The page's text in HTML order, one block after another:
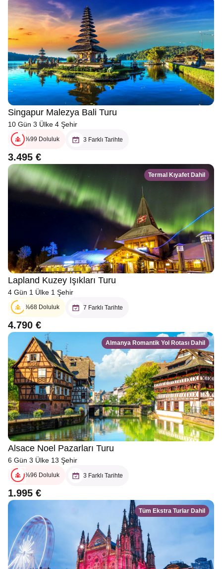
Singapur Malezya Bali Turu
10 Gün 3 Ülke 4 Şehir
%99 Doluluk 3 Farklı Tarihte
3.495 €
Termal Kıyafet Dahil
Lapland Kuzey Işıkları Turu
4 Gün 1 Ülke 1 Şehir
%68 Doluluk 7 Farklı Tarihte
4.790 €
Almanya Romantik Yol Rotası Dahil
Alsace Noel Pazarları Turu
6 Gün 3 Ülke 13 Şehir
%96 Doluluk 3 Farklı Tarihte
1.995 €
Tüm Ekstra Turlar Dahil